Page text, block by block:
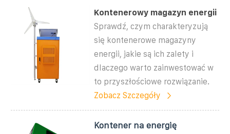
Kontenerowy magazyn energii
Sprawdź, czym charakteryzują
się kontenerowe magazyny
energii, jakie są ich zalety i
dlaczego warto zainwestować w
to przyszłościowe rozwiązanie.
Zobacz Szczegóły
Kontener na energię